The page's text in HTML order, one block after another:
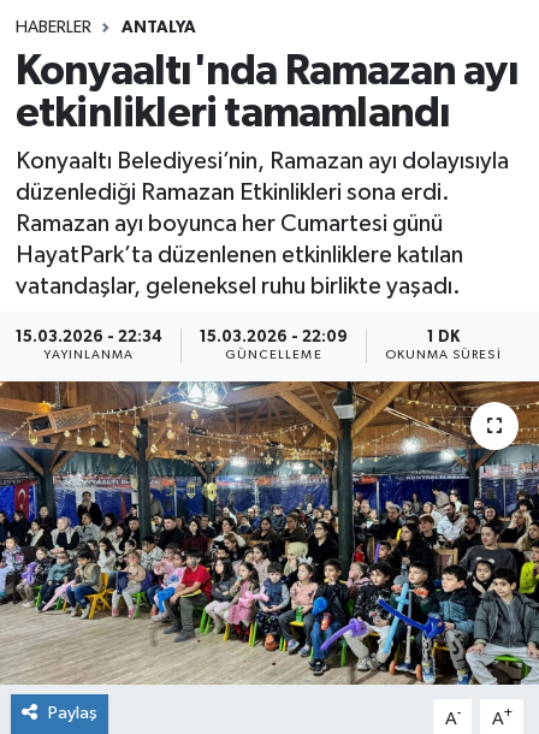
HABERLER ANTALYA
Konyaaltı'nda Ramazan ayı
etkinlikleri tamamlandı
Konyaaltı Belediyesi’nin, Ramazan ayı dolayısıyla
düzenlediği Ramazan Etkinlikleri sona erdi.
Ramazan ayı boyunca her Cumartesi günü
HayatPark’ta düzenlenen etkinliklere katılan
vatandaşlar, geleneksel ruhu birlikte yaşadı.
15.03.2026 - 22:34
YAYINLANMA
15.03.2026 - 22:09
GÜNCELLEME
1 DK
OKUNMA SÜRESI
Paylaş A- A+
Tüm Manşetler
Son Dakika Haberleri
Haber Arşivi